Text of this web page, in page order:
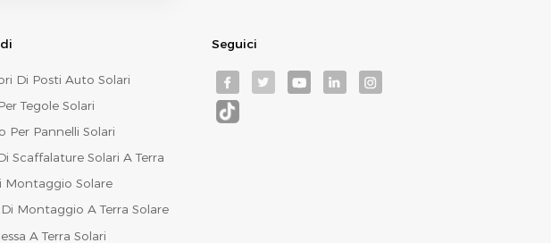
Di Posti Auto Solari
Tegole Solari
Per Pannelli Solari
Scaffalature Solari A Terra
Montaggio Solare
Montaggio A Terra Solare
A Terra Solari
Seguici